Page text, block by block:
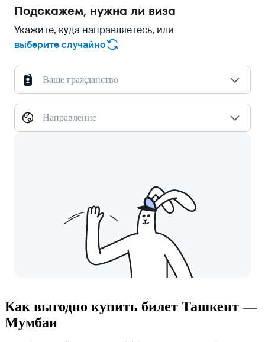
Подскажем, нужна ли виза
Укажите, куда направляетесь, или
выберите случайно
Ваше гражданство
Направление
Как выгодно купить билет Ташкент —
Мумбаи